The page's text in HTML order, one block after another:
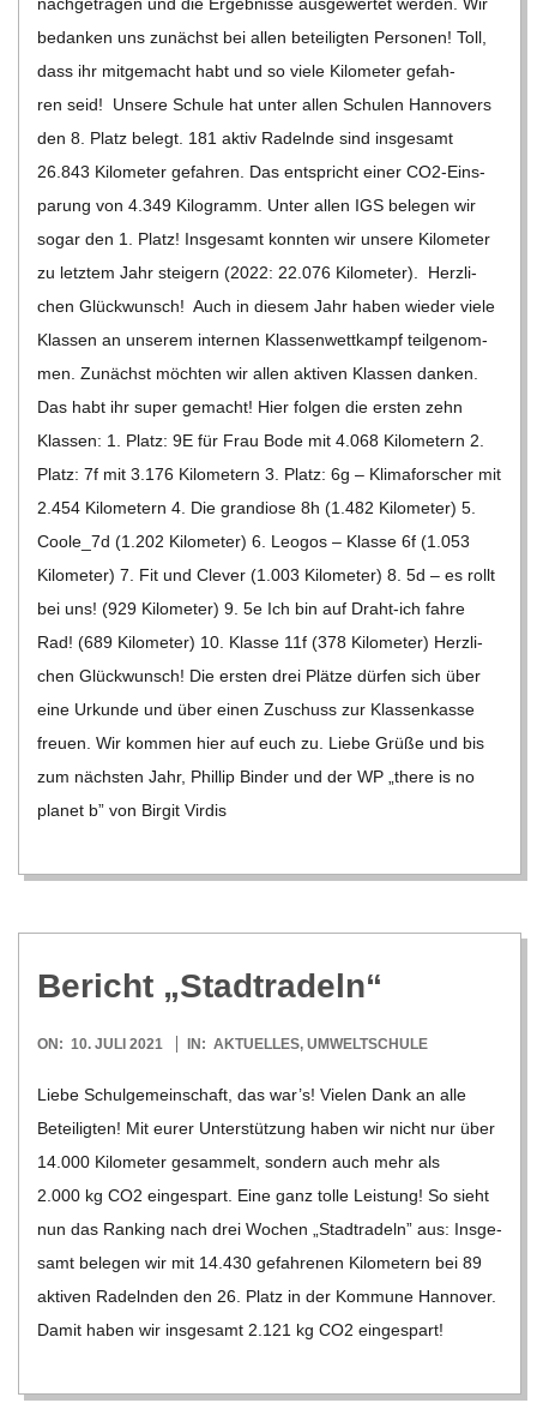
nach­ge­tra­gen und die Ergeb­nisse aus­ge­wer­tet wer­den. Wir
bedan­ken uns zunächst bei allen betei­lig­ten Per­so­nen! Toll,
dass ihr mit­ge­macht habt und so viele Kilo­me­ter gefah­
ren seid! Unsere Schule hat unter allen Schu­len Han­no­vers
den 8. Platz belegt. 181 aktiv Radelnde sind ins­ge­samt
26.843 Kilo­me­ter gefah­ren. Das ent­spricht einer CO2-Ein­s­
pa­rung von 4.349 Kilo­gramm. Unter allen IGS bele­gen wir
sogar den 1. Platz! Ins­ge­samt konn­ten wir unsere Kilo­me­ter
zu letz­tem Jahr stei­gern (2022: 22.076 Kilo­me­ter). Herz­li­
chen Glück­wunsch! Auch in die­sem Jahr haben wie­der viele
Klas­sen an unse­rem inter­nen Klas­sen­wett­kampf teil­ge­nom­
men. Zunächst möch­ten wir allen akti­ven Klas­sen dan­ken.
Das habt ihr super gemacht! Hier fol­gen die ers­ten zehn
Klas­sen: 1. Platz: 9E für Frau Bode mit 4.068 Kilo­me­tern 2.
Platz: 7f mit 3.176 Kilo­me­tern 3. Platz: 6g – Kli­ma­for­scher mit
2.454 Kilo­me­tern 4. Die gran­diose 8h (1.482 Kilo­me­ter) 5.
Coole_​​7d (1.202 Kilo­me­ter) 6. Leo­gos – Klasse 6f (1.053
Kilo­me­ter) 7. Fit und Cle­ver (1.003 Kilo­me­ter) 8. 5d – es rollt
bei uns! (929 Kilo­me­ter) 9. 5e Ich bin auf Draht-ich fahre
Rad! (689 Kilo­me­ter) 10. Klasse 11f (378 Kilo­me­ter) Herz­li­
chen Glück­wunsch! Die ers­ten drei Plätze dür­fen sich über
eine Urkunde und über einen Zuschuss zur Klas­sen­kasse
freuen. Wir kom­men hier auf euch zu. Liebe Grüße und bis
zum nächs­ten Jahr, Phil­lip Bin­der und der WP „there is no
pla­net b” von Bir­git Vir­dis
Bericht „Stadt­ra­deln“
2021-
ON: 10. JULI 2021 IN: AKTUELLES, UMWELTSCHULE
Liebe Schul­ge­mein­schaft, das war’s! Vie­len Dank an alle
Betei­lig­ten! Mit eurer Unter­stüt­zung haben wir nicht nur über
14.000 Kilo­me­ter gesam­melt, son­dern auch mehr als
2.000 kg CO2 ein­ge­spart. Eine ganz tolle Leis­tung! So sieht
nun das Ran­king nach drei Wochen „Stadt­ra­deln” aus: Ins­ge­
samt bele­gen wir mit 14.430 gefah­re­nen Kilo­me­tern bei 89
akti­ven Radeln­den den 26. Platz in der Kom­mune Han­no­ver.
Damit haben wir ins­ge­samt 2.121 kg CO2 ein­ge­spart!